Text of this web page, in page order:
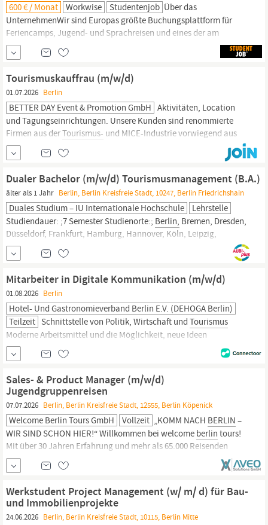
600 € / Monat Workwise Studentenjob Über das
UnternehmenWir sind Europas größte Buchungsplattform für
Feriencamps, Jugend- und Sprachreisen und eines der am
schnellsten wachsenden touristischen Unternehmen Europas. Wir
zeichnen uns durch unsere wachsende Diversität und konstante
Professionalität aus. Unser internationales Team sitzt in
Kreuzberg.Wirsind Europas größte...
Tourismuskauffrau (m/w/d)
01.07.2026 Berlin
BETTER DAY Event & Promotion GmbH Aktivitäten, Location
und Tagungseinrichtungen. Unsere Kunden sind renommierte
Firmen aus derTourismus- und MICE-Industrie vorwiegend aus
den nordischen Ländern. Wir organisieren über 200
maßgeschneiderte Group-Travels pro Jahr. Als Teil der BETTER
DAY Group liefern wir Live- und Hybrid-Kommunikation sowie
Promotions.
Dualer Bachelor (m/w/d) Tourismusmanagement (B.A.)
älter als 1 Jahr Berlin, Berlin Kreisfreie Stadt, 10247, Berlin Friedrichshain
Duales Studium – IU Internationale Hochschule
Lehrstelle
Studiendauer: ;7 Semester Studienorte:; Berlin, Bremen, Dresden,
Düsseldorf, Frankfurt, Hamburg, Hannover, Köln, Leipzig,
Mannheim, München, Münster, Stuttgart, Virtueller Campus
Vertiefungen
Tourismusmanagement:;
Eventmanagement Praxispartner:; Im Dualen Studium
kombinierst...
Mitarbeiter in Digitale Kommunikation (m/w/d)
01.08.2026 Berlin
Hotel- Und Gastronomieverband Berlin E.V. (DEHOGA Berlin)
Teilzeit Schnittstelle von Politik, Wirtschaft und Tourismus
Moderne Arbeitsmittel und die Möglichkeit, neue Ideen
einzubringen Individuelle Fort- und Weiterbildungsmöglichkeiten
Du möchtest die digitale Kommunikation eines der wichtigsten
mitgestalten? Dann freuen wir uns
auf Deine Bewerbung! Über uns DEHOGABerlin
Gastgewerbe ist
Sales- & Product Manager (m/w/d)
Jugendgruppenreisen
07.07.2026 Berlin, Berlin Kreisfreie Stadt, 12555, Berlin Köpenick
Welcome Berlin Tours GmbH Vollzeit „KOMM NACH BERLIN –
WIR SIND SCHON HIER!“ Willkommen bei welcome berlin tours!
Mit über 30 Jahren Erfahrung und mehr als 65.000 Reisenden
jährlich sind wir ein führender Anbieter von Klassenfahrten in
Berlin,
Deutschland und Europa. Unsere Mission? Wir
veranstalten individuell organisierte Klassenfahrten in
Deutschland und Europa und
Werkstudent Project Management (w/ m/ d) für Bau-
und Immobilienprojekte
24.06.2026 Berlin, Berlin Kreisfreie Stadt, 10115, Berlin Mitte